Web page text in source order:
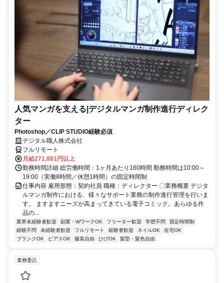
人気マンガを支える|デジタルマンガ制作進行ディレク
ター
Photoshop／CLIP STUDIO経験必須
デジタル職人株式会社
フルリモート
月給271,881円以上
勤務時間詳細 総労働時間：1ヶ月あたり160時間 勤務時間は10:00～
19:00（実働8時間／休憩1時間）の固定時間制
仕事内容 雇用形態：契約社員 職種：ディレクター 〇業務概要 デジタ
ルマンガ制作における、様々なサポート業務の制作進行管理を行いま
す。 ますますニーズが高まってきている電子コミック。あらゆる作
品の...
業界未経験者歓迎 副業・WワークOK フリーター歓迎 学歴不問
固定時間制
経験不問
未経験者歓迎 フルリモート 経験者歓迎 ネイルOK
在宅OK
ブランクOK
ピアスOK 服装自由 ひげOK 髪型・髪色自由
業務委託